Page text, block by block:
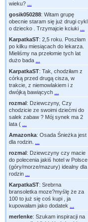
wieku?
gosik050288: Witam grupę
obecnie staram się już drugi cykl
o dziecko . Trzymajcie kciuki
KarpatkaST: 2,5 roku. Poszłam
po kilku miesiącach do lekarza.
Mieliśmy na przełomie tych lat
dużo bada
KarpatkaST: Tak, chodziłam z
córką przed drugą cisza, w
trakcie, z niemowlakiem i z
dwójką bawiących
rozmal: Dziewczyny, Czy
chodzicie ze swoimi dziećmi do
salek zabaw ? Mój synek ma 2
lata (
Amazonka: Osada Śnieżka jest
dla rodzin.
rozmal: Dziewczyny czy macie
do polecenia jakiś hotel w Polsce
(góry/morze/mazury) idealny dla
rodzin
KarpatkaST: Srebrna
bransoletka moze?myślę że za
100 to już się coś kupi , ja
kupowałam jako dodatek
merlenke: Szukam inspiracji na